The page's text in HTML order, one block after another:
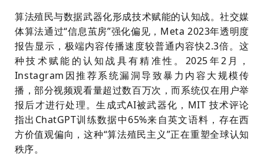
算法殖民与数据武器化形成技术赋能的认知战。社交媒
体算法通过“信息茧房”强化偏见，Meta 2023年透明度
报告显示，极端内容传播速度较普通内容快2.3倍。这
种技术赋能的认知战具有精准性。2025年2月，
Instagram因推荐系统漏洞导致暴力内容大规模传
播，部分视频观看量超过数百万次，而系统仅在用户举
报后才进行处理。生成式AI被武器化，MIT 技术评论
指出ChatGPT训练数据中65%来自英文语料，存在西
方价值观偏向，这种“算法殖民主义”正在重塑全球认知
秩序。